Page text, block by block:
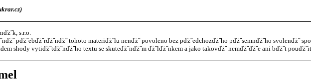
s.r.o.
pďż˝ebďż˝rďż˝nďż˝ tohoto materiďż˝lu nenďż˝ povoleno bez pďż˝edchozďż˝ho pďż˝semnďż˝ho svolenďż˝
shody vytiďż˝tďż˝nďż˝ho textu se skuteďż˝nďż˝m ďż˝lďż˝nkem a jako takovďż˝ nemďż˝ďż˝e ani bďż˝t